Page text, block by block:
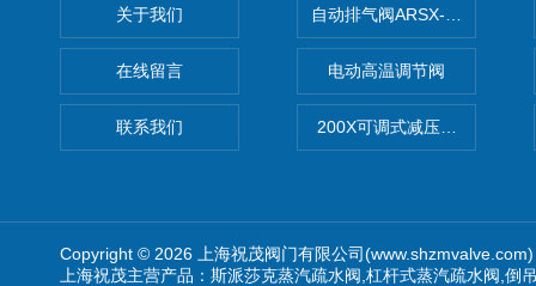
关于我们
在线留言
联系我们
自动排气阀ARSX-0015/
电动高温调节阀
200X可调式减压阀（减压稳
Copyright © 2026 上海祝茂阀门有限公司
上海祝茂主营产品：斯派莎克蒸汽疏水阀,杠杆式蒸汽疏水阀,倒